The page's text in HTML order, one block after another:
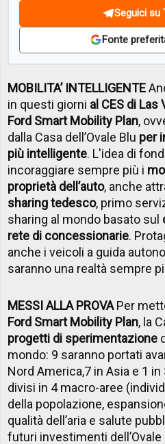
Seguici su
Fonte
MOBILITA’ INTELLIGENTE
in questi giorni al CES di Las
Ford Smart Mobility Plan,
dalla Casa dell’Ovale Blu per
più intelligente. L'idea di
incoraggiare sempre più i
proprietà dell’auto, anche
sharing tedesco, primo
sharing al mondo basato sul
rete di concessionarie.
anche i veicoli a guida
saranno una realtà sempre
MESSI ALLA PROVAPer
Ford Smart Mobility Plan, la
progetti di sperimentazione
mondo: 9 saranno portati
Nord America,7 in Asia e 1
divisi in 4 macro-aree
della popolazione,
qualità dell’aria e salute
futuri investimenti dell’Ovale